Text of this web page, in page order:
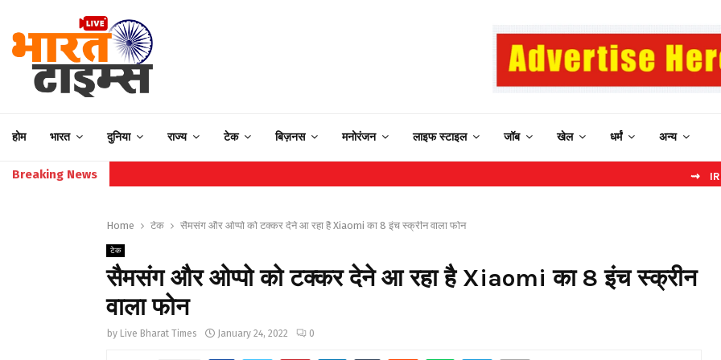
होम भारत दुनिया राज्य टेक बिज़नस मनोरंजन लाइफ स्टाइल जॉब खेल धर्मं अन्य
Breaking News ⇝ IRCTC
Home टेक सैमसंग और ओप्पो को टक्कर देने आ रहा है Xiaomi का 8 इंच स्क्रीन वाला फोन
टेक
सैमसंग और ओप्पो को टक्कर देने आ रहा है Xiaomi का 8 इंच स्क्रीन
वाला फोन
by Live Bharat Times January 24, 2022 0